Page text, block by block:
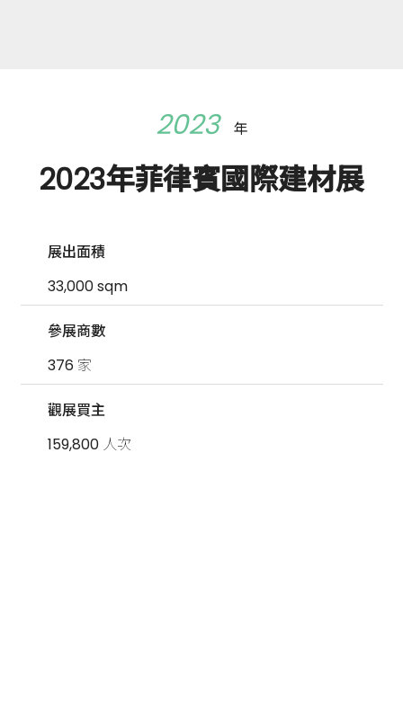
2023 年
2023年菲律賓國際建材展
展出面積
33,000 sqm
參展商數
376 家
觀展買主
159,800 人次